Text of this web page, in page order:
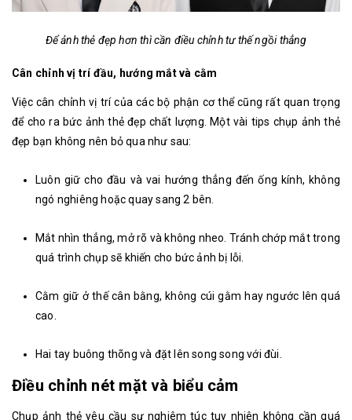
Để ảnh thẻ đẹp hơn thì cần điều chỉnh tư thế ngồi thẳng
Cân chỉnh vị trí đầu, hướng mắt và cằm
Việc cân chỉnh vị trí của các bộ phận cơ thể cũng rất quan trọng
để cho ra bức ảnh thẻ đẹp chất lượng. Một vài tips chụp ảnh thẻ
đẹp bạn không nên bỏ qua như sau:
Luôn giữ cho đầu và vai hướng thẳng đến ống kính, không
ngó nghiêng hoặc quay sang 2 bên.
Mắt nhìn thẳng, mở rõ và không nheo. Tránh chớp mắt trong
quá trình chụp sẽ khiến cho bức ảnh bị lỗi.
Cằm giữ ở thế cân bằng, không cúi gằm hay ngước lên quá
cao.
Hai tay buông thõng và đặt lên song song với đùi.
Điều chỉnh nét mặt và biểu cảm
Chụp ảnh thẻ yêu cầu sự nghiêm túc tuy nhiên không cần quá